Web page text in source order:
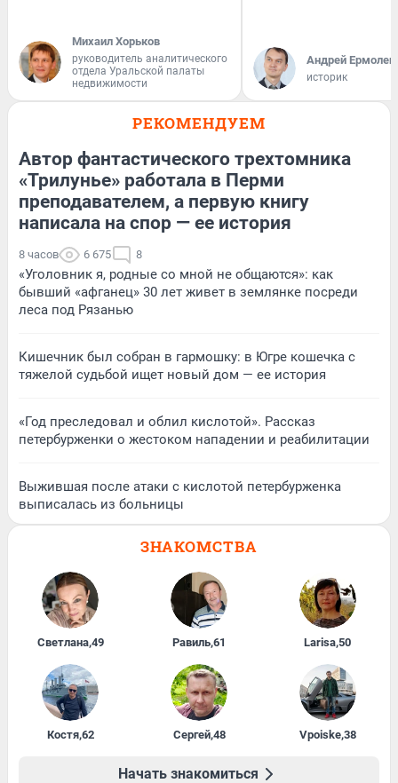
Михаил Хорьков
руководитель аналитического
отдела Уральской палаты
недвижимости
Андрей
историк
РЕКОМЕНДУЕМ
Автор фантастического трехтомника
«Трилунье» работала в Перми
преподавателем, а первую книгу
написала на спор — ее история
8 часов 6 675 8
«Уголовник я, родные со мной не общаются»: как
бывший «афганец» 30 лет живет в землянке посреди
леса под Рязанью
Кишечник был собран в гармошку: в Югре кошечка с
тяжелой судьбой ищет новый дом — ее история
«Год преследовал и облил кислотой». Рассказ
петербурженки о жестоком нападении и реабилитации
Выжившая после атаки с кислотой петербурженка
выписалась из больницы
ЗНАКОМСТВА
Светлана,49 Равиль,61 Larisa,50
Костя,62 Сергей,48 Vpoiske,38
Начать знакомиться